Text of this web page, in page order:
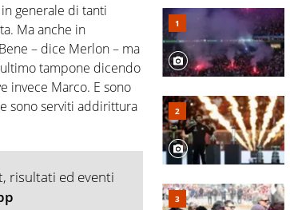
generale di tanti
Ma anche in
– dice Merlon – ma
tampone dicendo
invece Marco. E sono
sono serviti addirittura
risultati ed eventi